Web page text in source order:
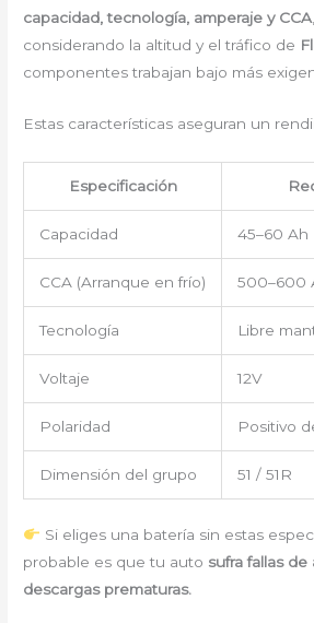
capacidad, tecnología, amperaje y CCA
considerando la altitud y el tráfico de
componentes trabajan bajo más
Estas características aseguran un
Especificación
Capacidad 45–60 Ah
CCA (Arranque en frío) 500–600
Tecnología Libre
Voltaje 12V
Polaridad Positivo
Dimensión del grupo 51 / 51R
Si eliges una batería sin estas
probable es que tu auto sufra fallas
descargas prematuras.